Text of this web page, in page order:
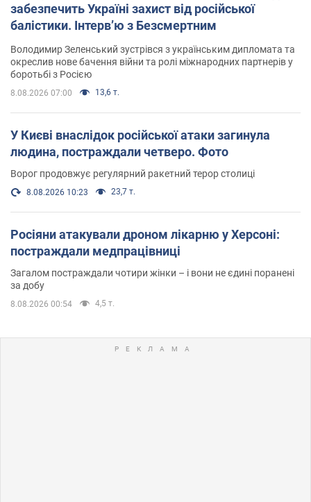
забезпечить Україні захист від російської
балістики. Інтерв’ю з Безсмертним
Володимир Зеленський зустрівся з українським дипломата та
окреслив нове бачення війни та ролі міжнародних партнерів у
боротьбі з Росією
8.08.2026 07:00 13,6 т.
У Києві внаслідок російської атаки загинула
людина, постраждали четверо. Фото
Ворог продовжує регулярний ракетний терор столиці
8.08.2026 10:23 23,7 т.
Росіяни атакували дроном лікарню у Херсоні:
постраждали медпрацівниці
Загалом постраждали чотири жінки – і вони не єдині поранені
за добу
8.08.2026 00:54 4,5 т.